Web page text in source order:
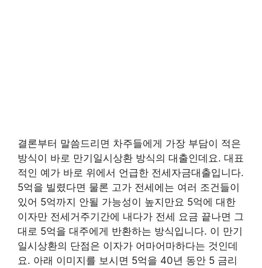
결론부터 말씀드리면 차주들에게 가장 부담이 적은
방식이 바로 만기일시상환 방식의 대출인데요. 대표
적인 예가 바로 위에서 언급한 전세자금대출입니다.
5억을 빌렸다면 물론 고가 전세에는 여러 조건들이
있어 5억까지 안될 가능성이 높지만요 5억에 대한
이자만 전세거주기간에 내다가 전세 요금 끝나면 그
대로 5억을 대주에게 반환하는 방식입니다. 이 만기
일시상환의 단점은 이자가 어마어마하다는 것인데
요. 아래 이미지를 보시면 5억을 40년 동안 5 금리